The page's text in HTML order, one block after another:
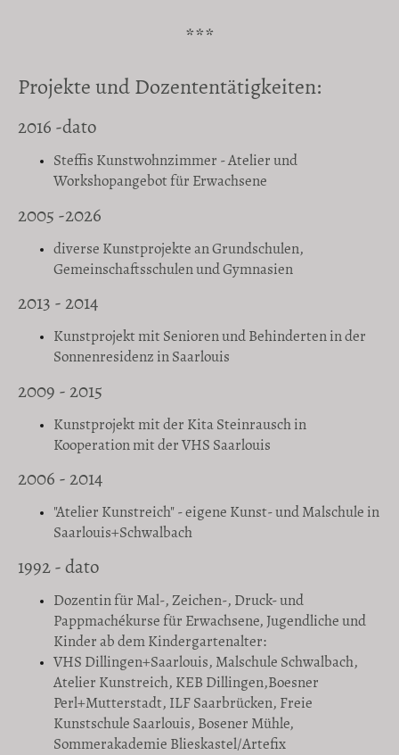
***
Projekte und Dozententätigkeiten:
2016 -dato
Steffis Kunstwohnzimmer - Atelier und
Workshopangebot für Erwachsene
2005 -2026
diverse Kunstprojekte an Grundschulen,
Gemeinschaftsschulen und Gymnasien
2013 - 2014
Kunstprojekt mit Senioren und Behinderten in der
Sonnenresidenz in Saarlouis
2009 - 2015
Kunstprojekt mit der Kita Steinrausch in
Kooperation mit der VHS Saarlouis
2006 - 2014
"Atelier Kunstreich" - eigene Kunst- und Malschule in
Saarlouis+Schwalbach
1992 - dato
Dozentin für Mal-, Zeichen-, Druck- und
Pappmachékurse für Erwachsene, Jugendliche und
Kinder ab dem Kindergartenalter:
VHS Dillingen+Saarlouis, Malschule Schwalbach,
Atelier Kunstreich, KEB Dillingen,Boesner
Perl+Mutterstadt, ILF Saarbrücken, Freie
Kunstschule Saarlouis, Bosener Mühle,
Sommerakademie Blieskastel/Artefix